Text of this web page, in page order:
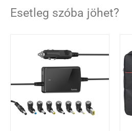
Esetleg szóba jöhet?